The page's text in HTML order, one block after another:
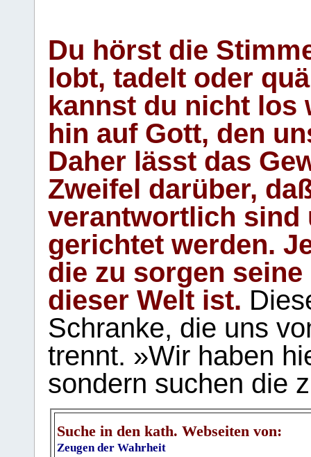
Du hörst die
lobt, tadelt oder
kannst du nicht los
hin auf Gott, den
Daher lässt das
Zweifel darüber,
verantwortlich sind
gerichtet werden.
die zu sorgen
dieser Welt ist.
Schranke, die uns
trennt. »Wir haben
sondern suchen die
Suche in den kath. Webseiten von:
Zeugen der Wahrheit